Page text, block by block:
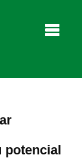
potencial